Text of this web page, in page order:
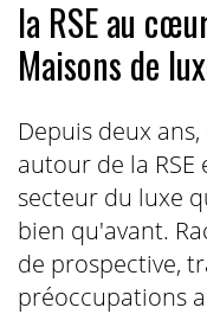
la RSE au
Maisons de
Depuis deux
autour de la
secteur du luxe
bien qu'avant.
de prospective,
préoccupations